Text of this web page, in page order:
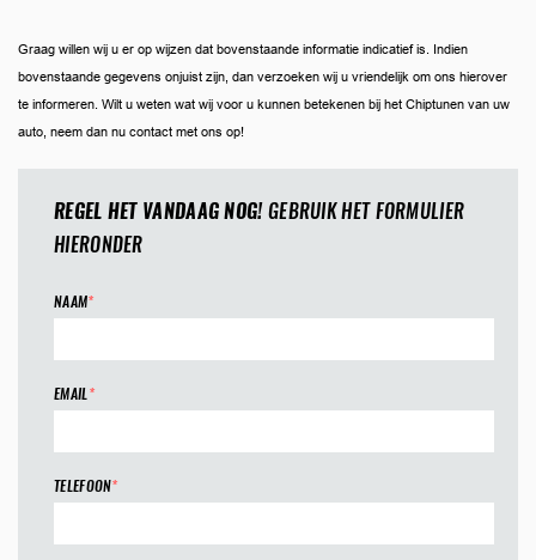
Graag willen wij u er op wijzen dat bovenstaande informatie indicatief is. Indien
bovenstaande gegevens onjuist zijn, dan verzoeken wij u vriendelijk om ons hierover
te informeren. Wilt u weten wat wij voor u kunnen betekenen bij het Chiptunen van uw
auto, neem dan nu contact met ons op!
REGEL HET VANDAAG NOG!GEBRUIK HET FORMULIER
HIERONDER
NAAM*
EMAIL*
TELEFOON*